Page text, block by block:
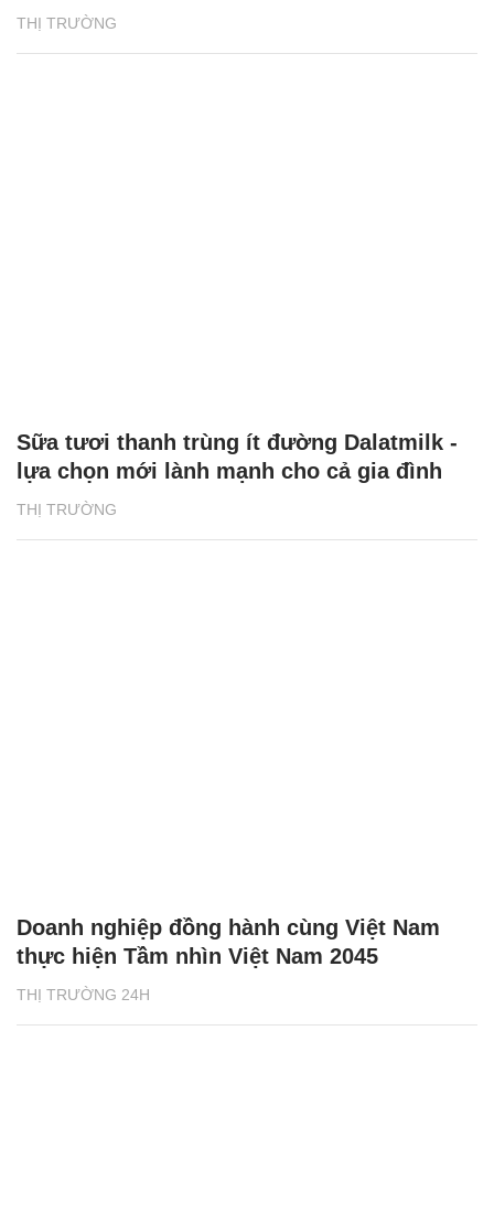
THỊ TRƯỜNG
THỊ TRƯỜNG
Sữa tươi thanh trùng ít đường Dalatmilk -
lựa chọn mới lành mạnh cho cả gia đình
THỊ TRƯỜNG 24H
Doanh nghiệp đồng hành cùng Việt Nam
thực hiện Tầm nhìn Việt Nam 2045